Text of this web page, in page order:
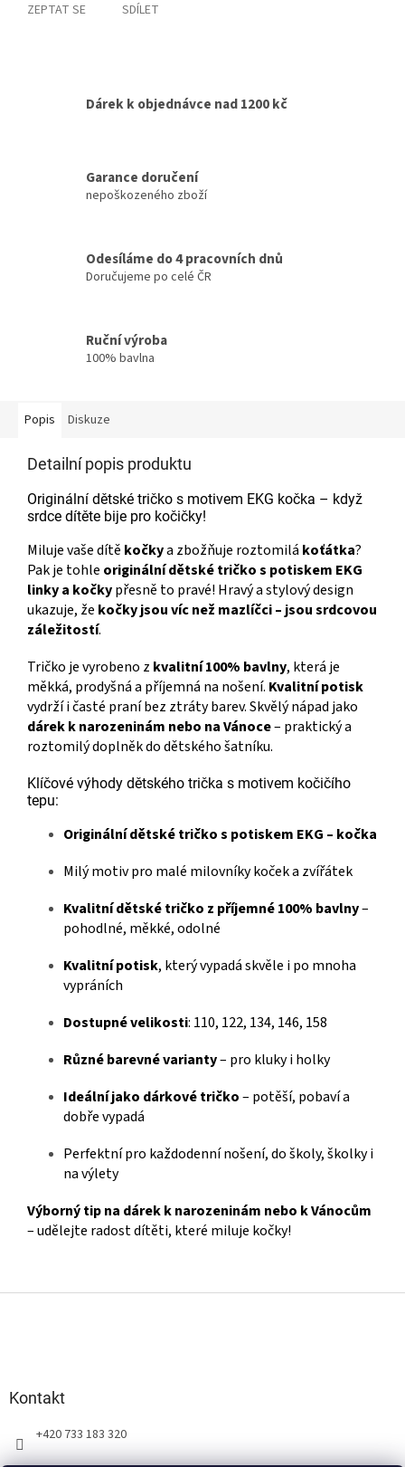
ZEPTAT SE SDÍLET
Dárek k objednávce nad 1200 kč
Garance doručení
nepoškozeného zboží
Odesíláme do 4 pracovních dnů
Doručujeme po celé ČR
Ruční výroba
100% bavlna
Popis Diskuze
Detailní popis produktu
Originální dětské tričko s motivem EKG kočka – když
srdce dítěte bije pro kočičky!
Miluje vaše dítě kočkya zbožňuje roztomilá koťátka?
Pak je tohle originální dětské tričko s potiskem EKG
linky a kočkypřesně to pravé! Hravý a stylový design
ukazuje, že kočky jsou víc než mazlíčci – jsou srdcovou
záležitostí.
Tričko je vyrobeno z kvalitní 100% bavlny, která je
měkká, prodyšná a příjemná na nošení. Kvalitní potisk
vydrží i časté praní bez ztráty barev. Skvělý nápad jako
dárek k narozeninám nebo na Vánoce– praktický a
roztomilý doplněk do dětského šatníku.
Klíčové výhody dětského trička s motivem kočičího
tepu:
Originální dětské tričko s potiskem EKG – kočka
Milý motiv pro malé milovníky koček a zvířátek
Kvalitní dětské tričko z příjemné 100% bavlny–
pohodlné, měkké, odolné
Kvalitní potisk, který vypadá skvěle i po mnoha
vypráních
Dostupné velikosti: 110, 122, 134, 146, 158
Různé barevné varianty– pro kluky i holky
Ideální jako dárkové tričko– potěší, pobaví a
dobře vypadá
Perfektní pro každodenní nošení, do školy, školky i
na výlety
Výborný tip na dárek k narozeninám nebo k Vánocům
– udělejte radost dítěti, které miluje kočky!
Kontakt
+420 733 183 320